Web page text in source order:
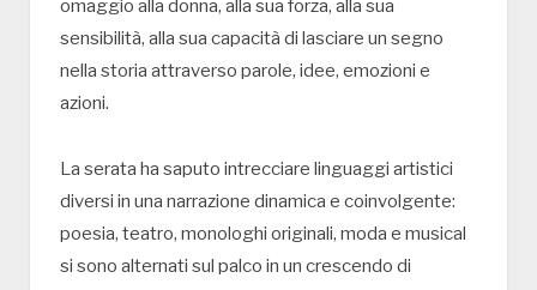
omaggio alla donna, alla sua forza, alla sua
sensibilità, alla sua capacità di lasciare un segno
nella storia attraverso parole, idee, emozioni e
azioni.
La serata ha saputo intrecciare linguaggi artistici
diversi in una narrazione dinamica e coinvolgente:
poesia, teatro, monologhi originali, moda e musical
si sono alternati sul palco in un crescendo di